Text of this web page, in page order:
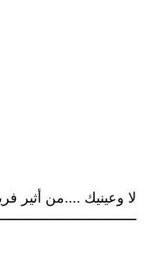
لا وعينيك ....من أثير